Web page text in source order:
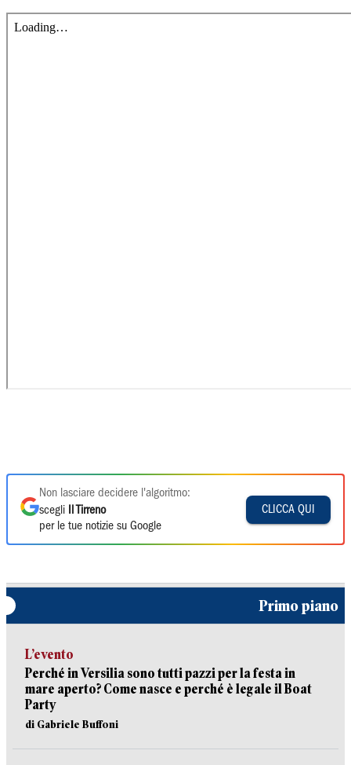
Non lasciare decidere l'algoritmo:
scegli
Il Tirreno
per le tue notizie su Google
CLICCA QUI
Primo piano
L’evento
Perché in Versilia sono tutti pazzi per la festa in
mare aperto? Come nasce e perché è legale il Boat
Party
di Gabriele Buffoni